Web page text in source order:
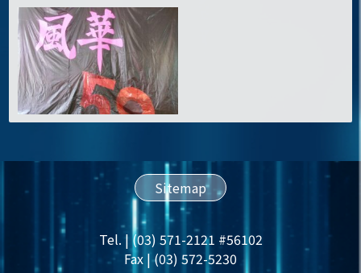
Sitemap
Tel. | (03) 571-2121 #56102
Fax | (03) 572-5230